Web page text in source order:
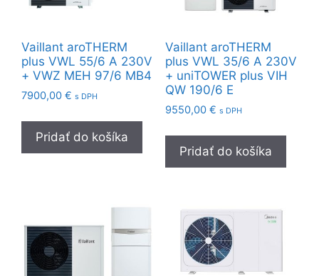
Vaillant aroTHERM
plus VWL 55/6 A 230V
+ VWZ MEH 97/6 MB4
7900,00 € s DPH
Pridať do košíka
Vaillant aroTHERM
plus VWL 35/6 A 230V
+ uniTOWER plus VIH
QW 190/6 E
9550,00 € s DPH
Pridať do košíka